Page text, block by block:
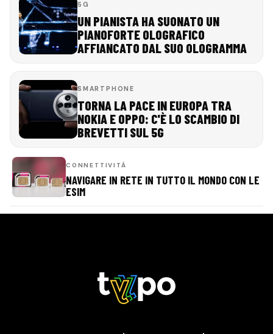
5G
UN PIANISTA HA SUONATO UN
PIANOFORTE OLOGRAFICO
AFFIANCATO DAL SUO OLOGRAMMA
SMARTPHONE
TORNA LA PACE IN EUROPA TRA
NOKIA E OPPO: C'È LO SCAMBIO DI
BREVETTI SUL 5G
CONNETTIVITÀ
NAVIGARE IN RETE IN TUTTO IL MONDO CON LE
ESIM